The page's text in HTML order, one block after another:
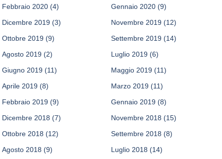
Febbraio 2020 (4) Gennaio 2020 (9)
Dicembre 2019 (3) Novembre 2019 (12)
Ottobre 2019 (9) Settembre 2019 (14)
Agosto 2019 (2) Luglio 2019 (6)
Giugno 2019 (11) Maggio 2019 (11)
Aprile 2019 (8) Marzo 2019 (11)
Febbraio 2019 (9) Gennaio 2019 (8)
Dicembre 2018 (7) Novembre 2018 (15)
Ottobre 2018 (12) Settembre 2018 (8)
Agosto 2018 (9) Luglio 2018 (14)